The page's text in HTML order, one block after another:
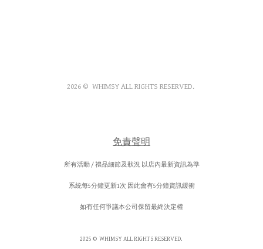
2026 © WHIMSY ALL RIGHTS RESERVED.
免責聲明
所有活動 / 禮品細節及狀況 以店內最新資訊為準
系統每5分鐘更新1次 因此會有5分鐘資訊緩衝
如有任何爭議本公司保留最終決定權
2025 © WHIMSY ALL RIGHTS RESERVED.